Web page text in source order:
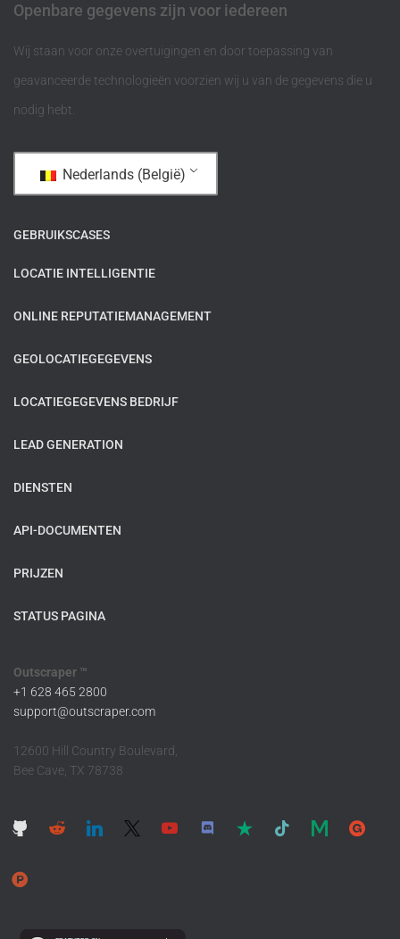
Openbare gegevens zijn voor iedereen
Wij staan voor onze overtuigingen en door toepassing van
geavanceerde technologieën voorzien wij u van de gegevens die u
nodig hebt.
Nederlands (België)
GEBRUIKSCASES
LOCATIE INTELLIGENTIE
ONLINE REPUTATIEMANAGEMENT
GEOLOCATIEGEGEVENS
LOCATIEGEGEVENS BEDRIJF
LEAD GENERATION
DIENSTEN
API-DOCUMENTEN
PRIJZEN
STATUS PAGINA
Outscraper ™
+1 628 465 2800
support@outscraper.com
12600 Hill Country Boulevard,
Bee Cave, TX 78738